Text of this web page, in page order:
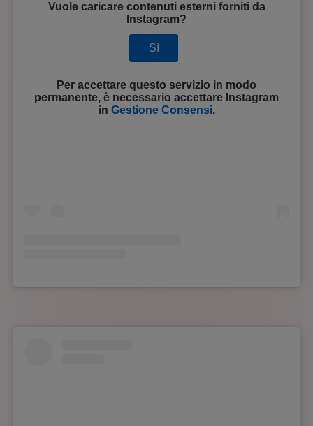
Vuole caricare contenuti esterni forniti da
Instagram?
Sì
Per accettare questo servizio in modo
permanente, è necessario accettare Instagram
in Gestione Consensi.